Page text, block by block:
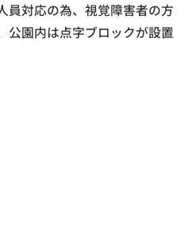
員対応の為、視覚障害者の方
公園内は点字ブロックが設置